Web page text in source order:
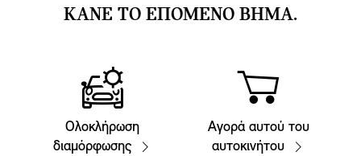
ΚΑΝΕ ΤΟ ΕΠΟΜΕΝΟ ΒΗΜΑ.
Ολοκλήρωση
διαμόρφωσης
Αγορά αυτού του
αυτοκινήτου